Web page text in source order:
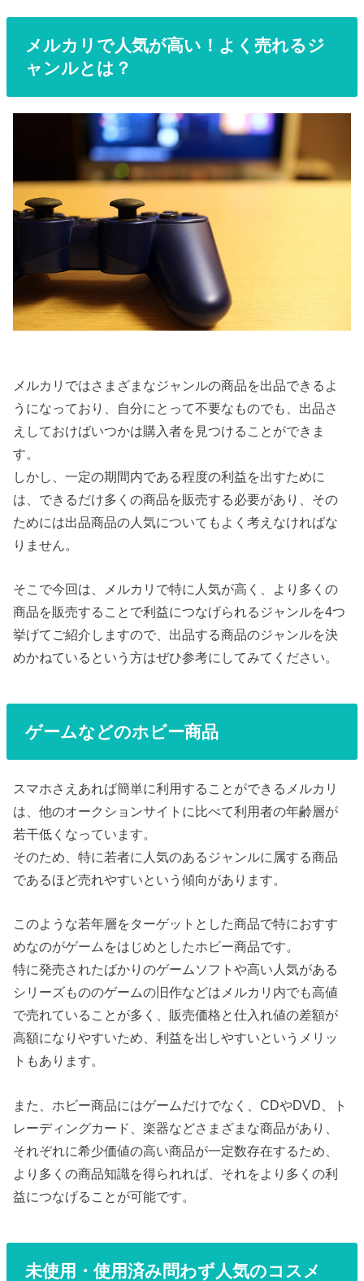
メルカリで人気が高い！よく売れるジ
ャンルとは？
メルカリではさまざまなジャンルの商品を出品できるよ
うになっており、自分にとって不要なものでも、出品さ
えしておけばいつかは購入者を見つけることができま
す。
しかし、一定の期間内である程度の利益を出すために
は、できるだけ多くの商品を販売する必要があり、その
ためには出品商品の人気についてもよく考えなければな
りません。
そこで今回は、メルカリで特に人気が高く、より多くの
商品を販売することで利益につなげられるジャンルを4つ
挙げてご紹介しますので、出品する商品のジャンルを決
めかねているという方はぜひ参考にしてみてください。
ゲームなどのホビー商品
スマホさえあれば簡単に利用することができるメルカリ
は、他のオークションサイトに比べて利用者の年齢層が
若干低くなっています。
そのため、特に若者に人気のあるジャンルに属する商品
であるほど売れやすいという傾向があります。
このような若年層をターゲットとした商品で特におすす
めなのがゲームをはじめとしたホビー商品です。
特に発売されたばかりのゲームソフトや高い人気がある
シリーズもののゲームの旧作などはメルカリ内でも高値
で売れていることが多く、販売価格と仕入れ値の差額が
高額になりやすいため、利益を出しやすいというメリッ
トもあります。
また、ホビー商品にはゲームだけでなく、CDやDVD、ト
レーディングカード、楽器などさまざまな商品があり、
それぞれに希少価値の高い商品が一定数存在するため、
より多くの商品知識を得られれば、それをより多くの利
益につなげることが可能です。
未使用・使用済み問わず人気のコスメ